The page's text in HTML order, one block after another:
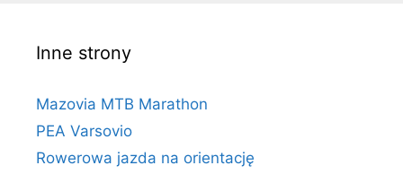
Inne strony
Mazovia MTB Marathon
PEA Varsovio
Rowerowa jazda na orientację